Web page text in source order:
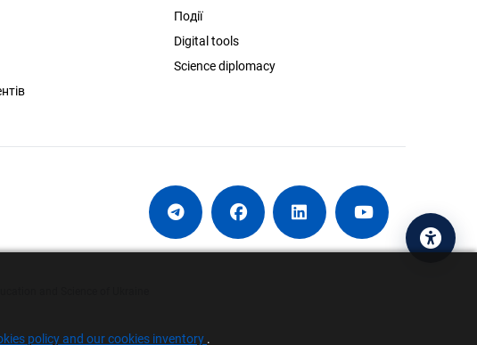
policy and our cookies inventory .
Події
Digital tools
Science diplomacy